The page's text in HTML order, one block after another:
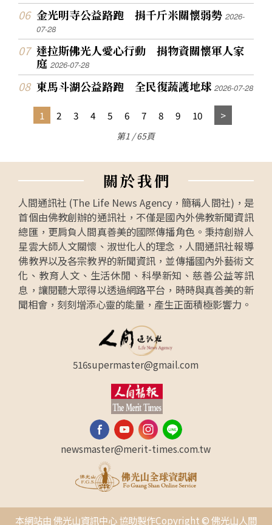
金光明寺公益路跑 捐千斤米關懷弱勢2026-
07-28
達拉斯佛光人愛心行動 捐物資關懷軍人家
庭2026-07-28
東馬斗湖公益路跑 全民復蔬護地球2026-07-28
1 2 3 4 5 6 7 8 9 10
第1 / 65頁
關於我們
人間通訊社 (The Life News Agency，簡稱人間社)，是
首個由佛教創辦的通訊社，不僅是國內外佛教新聞資訊
總匯，更肩負人間真善美的國際傳播角色。秉持創辦人
星雲大師人文關懷、淑世化人的理念，人間通訊社報導
佛教界以及各宗教界的新聞資訊，並傳播國內外藝術文
化、教育人文、生活休閒、科學新知、慈善公益等訊
息，讓閱聽大眾得以透過網路平台，時時與真善美的新
聞相會，刻刻增添心靈的能量，產生正面積極影響力。
516supermaster@gmail.com
newsmaster@merit-times.com.tw
本網站由 佛光山資訊中心 協助製作Copyright © 佛光山人間